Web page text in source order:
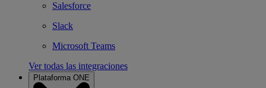
Salesforce
Slack
Microsoft Teams
Ver todas las integraciones
Plataforma ONE